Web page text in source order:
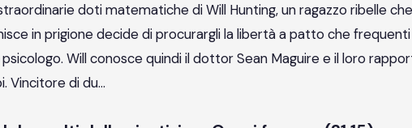
doti matematiche di Will Hunting, un ragazzo ribelle
in prigione decide di procurargli la libertà a patto che frequenti
Will conosce quindi il dottor Sean Maguire e il loro
Vincitore di du…